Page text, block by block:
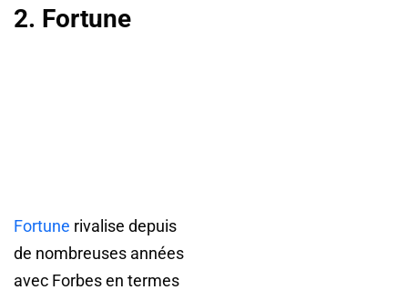
2. Fortune
Fortune rivalise depuis
de nombreuses années
avec Forbes en termes